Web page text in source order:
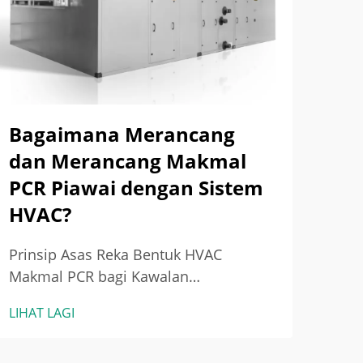
Bagaimana Merancang
dan Merancang Makmal
PCR Piawai dengan Sistem
HVAC?
Prinsip Asas Reka Bentuk HVAC
Makmal PCR bagi Kawalan
Memerlukan Protokol HVAC yang
LIHAT LAGI